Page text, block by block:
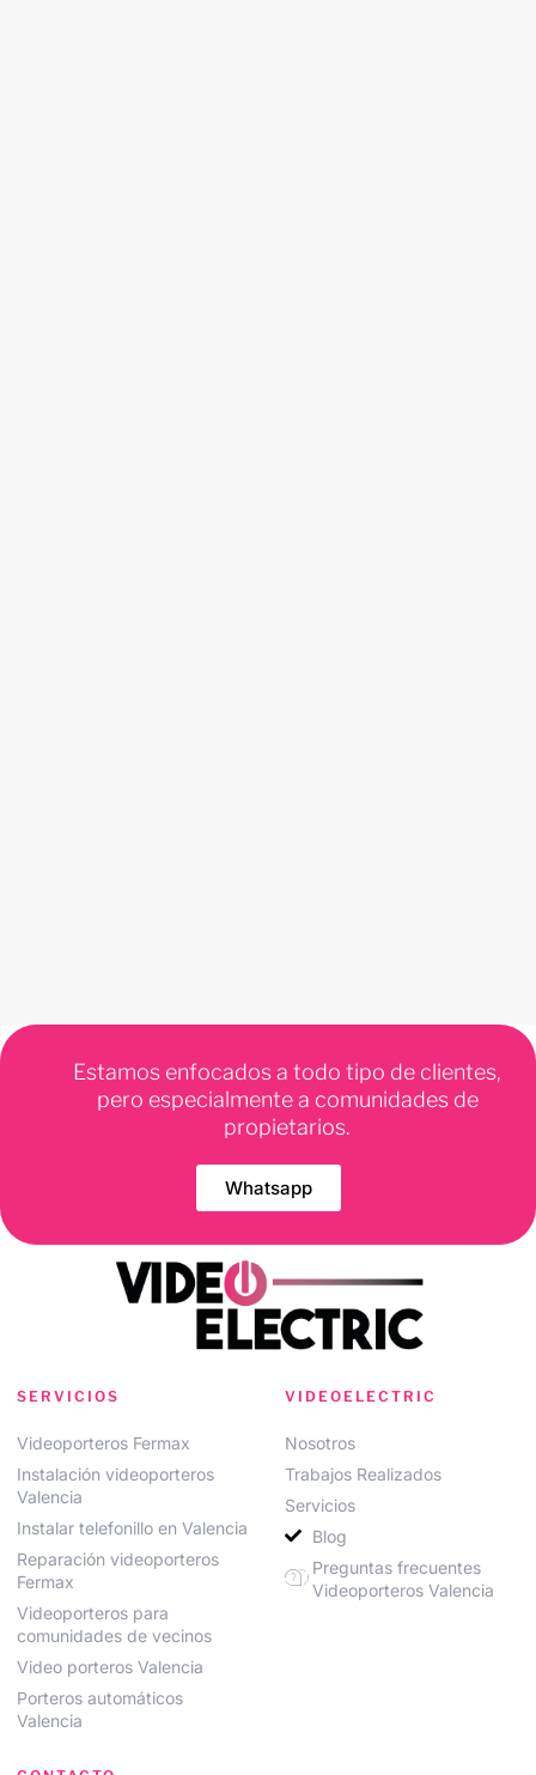
Estamos enfocados a todo tipo de clientes,
pero especialmente a comunidades de
propietarios.
Whatsapp
SERVICIOS
Videoporteros Fermax
Instalación videoporteros
Valencia
Instalar telefonillo en Valencia
Reparación videoporteros
Fermax
Videoporteros para
comunidades de vecinos
Video porteros Valencia
Porteros automáticos
Valencia
VIDEOELECTRIC
Nosotros
Trabajos Realizados
Servicios
Blog
Preguntas frecuentes
Videoporteros Valencia